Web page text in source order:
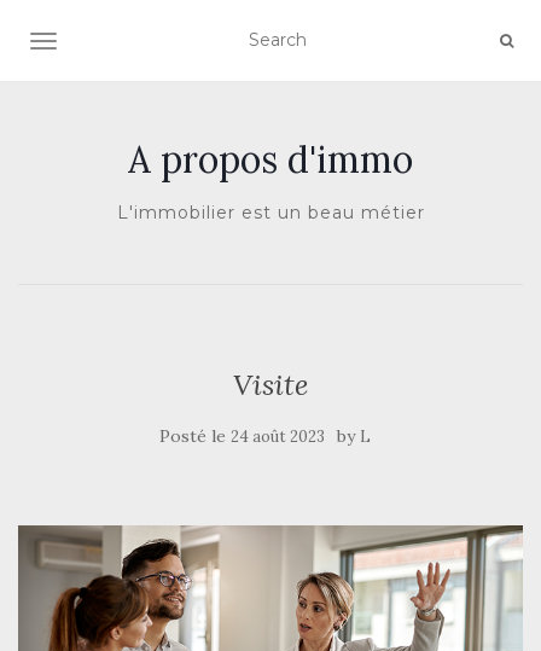
AFFICHER/MASQUER LA NAVIGATION
A propos d'immo
L'immobilier est un beau métier
Visite
Posté le 24 août 2023 by L